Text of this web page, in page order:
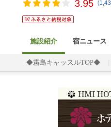
3.95 (
施設紹介 宿ニュース
◆霧島キャッスルTOP◆
HMI